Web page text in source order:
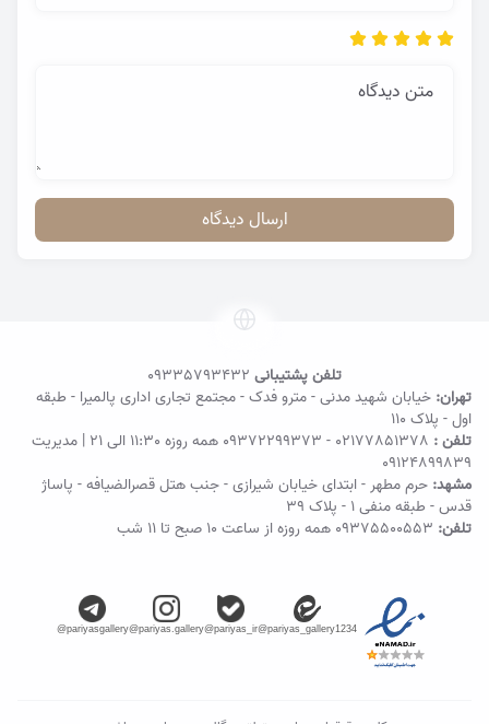
متن دیدگاه
ارسال دیدگاه
تلفن پشتیبانی 09335793432
تهران: خیابان شهید مدنی - مترو فدک - مجتمع تجاری اداری پالمیرا - طبقه
اول - پلاک ۱۱۰
تلفن : 02177851378
-
09372299373 همه روزه 11:30 الی 21 | مدیریت
09124899839
مشهد: حرم مطهر - ابتدای خیابان شیرازی - جنب هتل قصرالضیافه - پاساژ
قدس - طبقه منفی ۱ - پلاک 39
تلفن: 09375500553 همه روزه از ساعت ۱۰ صبح تا ۱۱ شب
@pariyas_gallery1234
@pariyas_ir
@pariyas.gallery
@pariyasgallery